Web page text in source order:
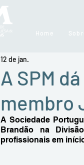
Home
A SPM
membro
12 de jan.
A Sociedade
Brandão na
profissionais em